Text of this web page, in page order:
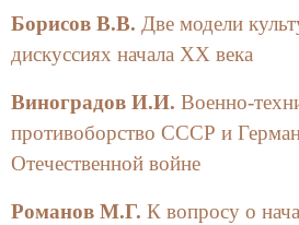
Борисов В.В. Две модели
дискуссиях начала ХХ века
Виноградов И.И. Военно-
противоборство СССР и
Отечественной войне
Романов М.Г. К вопросу о